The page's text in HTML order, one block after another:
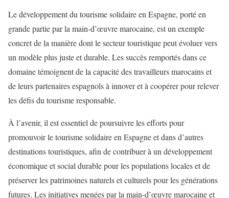
Le développement du tourisme solidaire en Espagne, porté en
grande partie par la main-d’œuvre marocaine, est un exemple
concret de la manière dont le secteur touristique peut évoluer vers
un modèle plus juste et durable. Les succès remportés dans ce
domaine témoignent de la capacité des travailleurs marocains et
de leurs partenaires espagnols à innover et à coopérer pour relever
les défis du tourisme responsable.
À l’avenir, il est essentiel de poursuivre les efforts pour
promouvoir le tourisme solidaire en Espagne et dans d’autres
destinations touristiques, afin de contribuer à un développement
économique et social durable pour les populations locales et de
préserver les patrimoines naturels et culturels pour les générations
futures. Les initiatives menées par la main-d’œuvre marocaine et